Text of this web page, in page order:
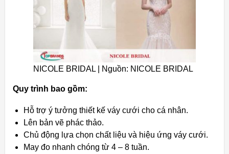
NICOLE BRIDAL | Nguồn: NICOLE BRIDAL
Quy trình bao gồm:
Hỗ trợ ý tưởng thiết kế váy cưới cho cá nhân.
Lên bản vẽ phác thảo.
Chủ động lựa chọn chất liệu và hiệu ứng váy cưới.
May đo nhanh chóng từ 4 – 8 tuần.